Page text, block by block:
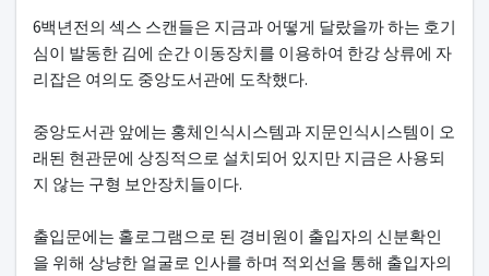
6백년전의 섹스 스캔들은 지금과 어떻게 달랐을까 하는 호기
심이 발동한 김에 순간 이동장치를 이용하여 한강 상류에 자
리잡은 여의도 중앙도서관에 도착했다.
중앙도서관 앞에는 홍체인식시스템과 지문인식시스템이 오
래된 현관문에 상징적으로 설치되어 있지만 지금은 사용되
지 않는 구형 보안장치들이다.
출입문에는 홀로그램으로 된 경비원이 출입자의 신분확인
을 위해 상냥한 얼굴로 인사를 하며 적외선을 통해 출입자의